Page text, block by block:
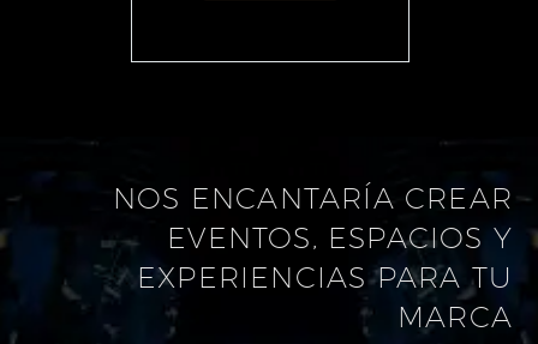
NOS ENCANTARÍA CREAR
EVENTOS, ESPACIOS Y
EXPERIENCIAS PARA TU
MARCA